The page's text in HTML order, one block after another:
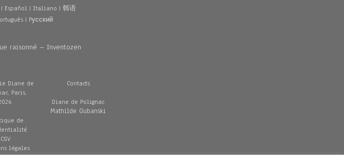
| Español | Italiano |韩语
| Pусский
raisonné – Inventozen
Diane de
Paris,
de
CGV
légales
Contacts
Diane de Polignac
Mathilde Gubanski